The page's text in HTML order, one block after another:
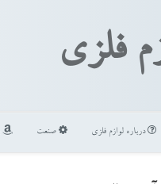
فلزی
درباره لوازم فلزی صنعت